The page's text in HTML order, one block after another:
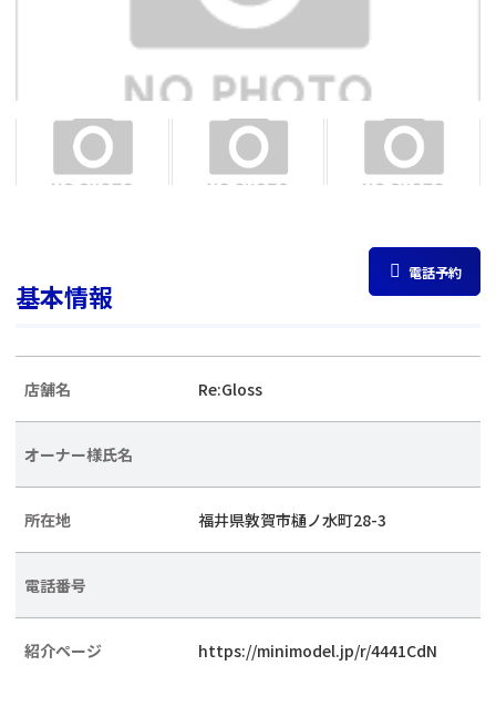
電話予約
基本情報
店舗名 Re:Gloss
オーナー様氏名
所在地 福井県敦賀市樋ノ水町28-3
電話番号
紹介ページ https://minimodel.jp/r/4441CdN